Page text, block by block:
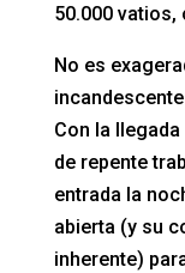
50.000 vatios,
No es
Con la
de repente
entrada la
abierta (y su
inherente)